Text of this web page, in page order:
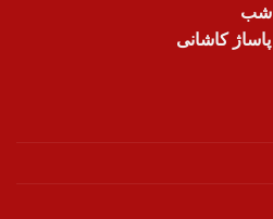
کاشانی